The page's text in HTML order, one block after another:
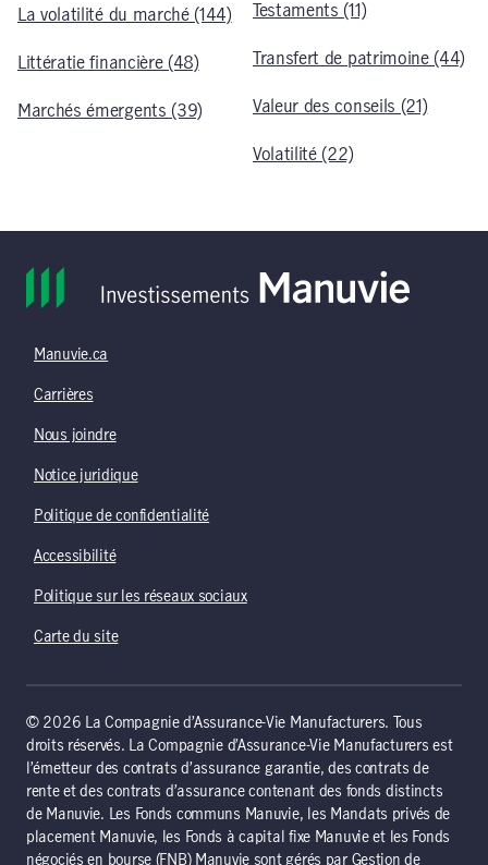
La volatilité du marché (144)
Littératie financière (48)
Marchés émergents (39)
Testaments (11)
Transfert de patrimoine (44)
Valeur des conseils (21)
Volatilité (22)
Manuvie.ca
Carrières
Nous joindre
Notice juridique
Politique de confidentialité
Accessibilité
Politique sur les réseaux sociaux
Carte du site
© 2026 La Compagnie d’Assurance-Vie Manufacturers. Tous
droits réservés. La Compagnie d’Assurance-Vie Manufacturers est
l’émetteur des contrats d’assurance garantie, des contrats de
rente et des contrats d’assurance contenant des fonds distincts
de Manuvie. Les Fonds communs Manuvie, les Mandats privés de
placement Manuvie, les Fonds à capital fixe Manuvie et les Fonds
négociés en bourse (FNB) Manuvie sont gérés par Gestion de